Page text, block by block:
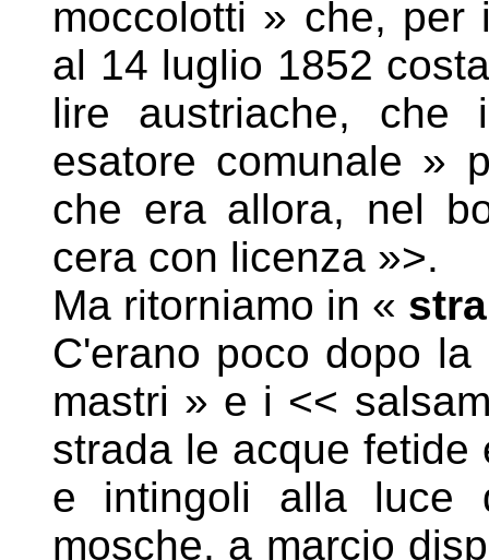
moccolotti » che, per
al 14 luglio 1852
lire austriache, che
esatore comunale »
che era allora, nel
cera con licenza »>.
Ma ritorniamo in «
C'erano poco dopo
mastri » e i <<
strada le acque fetide
e intingoli alla luce
mosche, a marcio